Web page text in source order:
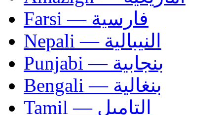
Farsi — فارسية
Nepali — النيبالية
Punjabi — بنجابية
Bengali — بنغالية
Tamil — التاميل